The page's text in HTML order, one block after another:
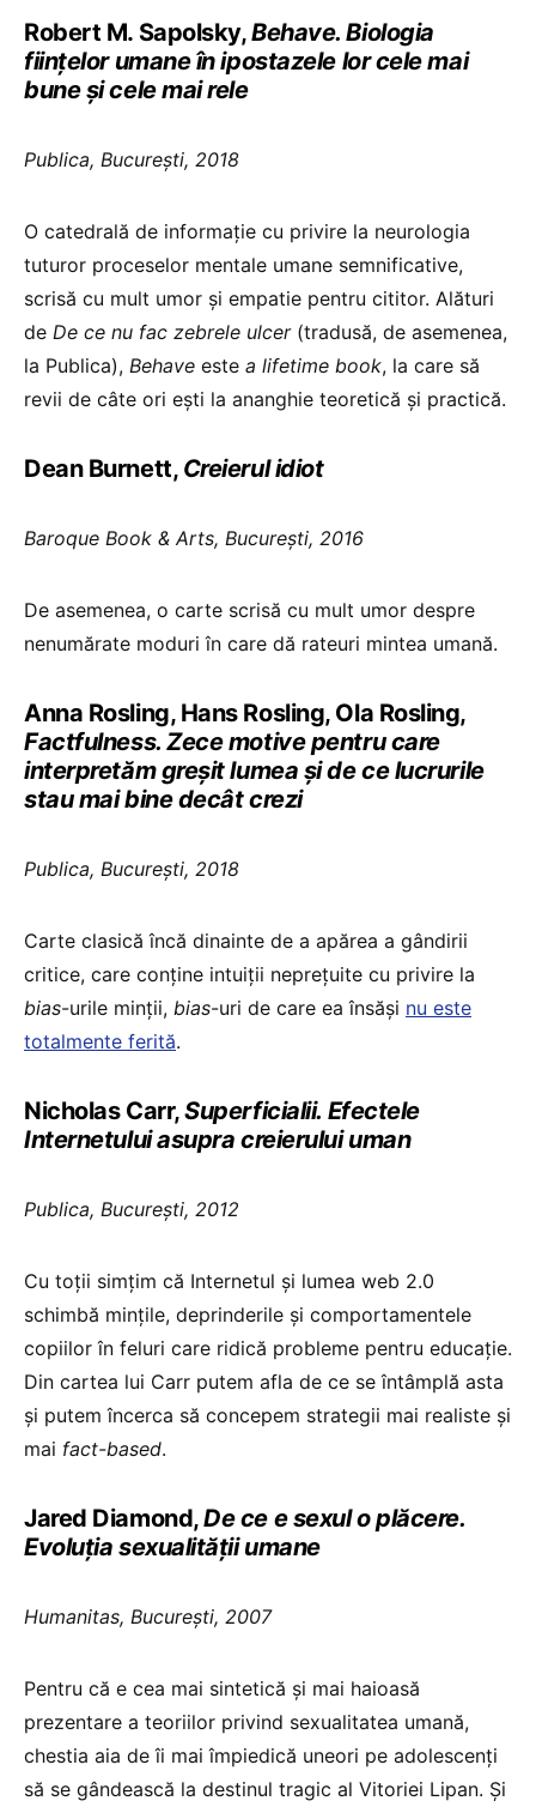
Robert M. Sapolsky,Behave. Biologia
fiinţelor umane în ipostazele lor cele mai
bune şi cele mai rele
Publica, Bucureşti, 2018
O catedrală de informaţie cu privire la neurologia
tuturor proceselor mentale umane semnificative,
scrisă cu mult umor şi empatie pentru cititor. Alături
de De ce nu fac zebrele ulcer(tradusă, de asemenea,
la Publica), Behave este a lifetime book, la care să
revii de câte ori eşti la ananghie teoretică şi practică.
Dean Burnett, Creierul idiot
Baroque Book & Arts, Bucureşti, 2016
De asemenea, o carte scrisă cu mult umor despre
nenumărate moduri în care dă rateuri mintea umană.
Anna Rosling, Hans Rosling, Ola Rosling,
Factfulness. Zece motive pentru care
interpretăm greşit lumea şi de ce lucrurile
stau mai bine decât crezi
Publica, Bucureşti, 2018
Carte clasică încă dinainte de a apărea a gândirii
critice, care conţine intuiţii nepreţuite cu privire la
bias-urile minţii, bias-uri de care ea însăşi nu este
totalmente ferită.
Nicholas Carr,Superficialii. Efectele
Internetului asupra creierului uman
Publica, Bucureşti, 2012
Cu toţii simţim că Internetul şi lumea web 2.0
schimbă minţile, deprinderile şi comportamentele
copiilor în feluri care ridică probleme pentru educaţie.
Din cartea lui Carr putem afla de ce se întâmplă asta
şi putem încerca să concepem strategii mai realiste şi
mai fact-based.
Jared Diamond,De ce e sexul o plăcere.
Evoluţia sexualităţii umane
Humanitas, Bucureşti, 2007
Pentru că e cea mai sintetică şi mai haioasă
prezentare a teoriilor privind sexualitatea umană,
chestia aia de îi mai împiedică uneori pe adolescenţi
să se gândească la destinul tragic al Vitoriei Lipan. Şi